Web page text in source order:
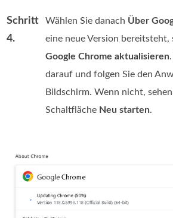
Schritt
4.
Wählen Sie danach Über
eine neue Version bereitsteht,
Google Chrome aktualisieren
darauf und folgen Sie den
Bildschirm. Wenn nicht,
Schaltfläche Neu starten.